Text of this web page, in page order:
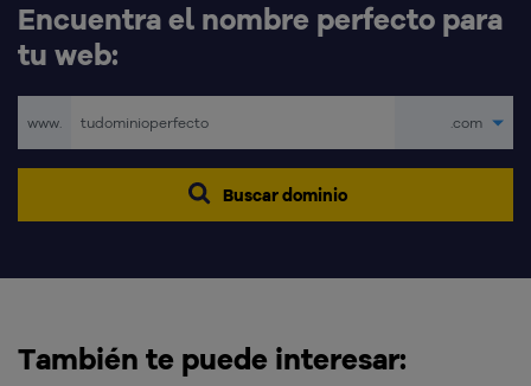
Encuentra el nombre perfecto para
tu web:
www. .com
Buscar dominio
También te puede interesar: